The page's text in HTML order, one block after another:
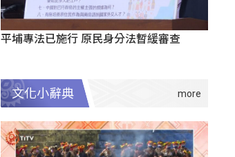
平埔專法已施行 原民身分法暫緩審查
文化小辭典